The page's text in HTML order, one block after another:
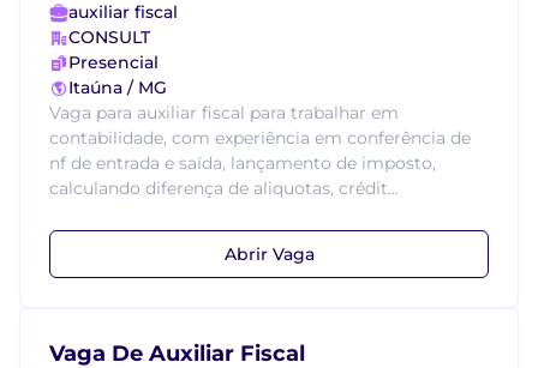
auxiliar fiscal
CONSULT
Presencial
Itaúna / MG
Vaga para auxiliar fiscal para trabalhar em
contabilidade, com experiência em conferência de
nf de entrada e saída, lançamento de imposto,
calculando diferença de aliquotas, crédit...
Abrir Vaga
Vaga De Auxiliar Fiscal